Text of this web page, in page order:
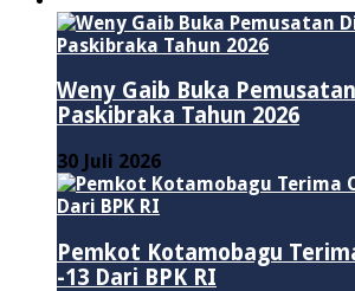
Weny Gaib Buka
Paskibraka Tahun 2026
30 Juli 2026
Pemkot Kotamobagu
-13 Dari BPK RI